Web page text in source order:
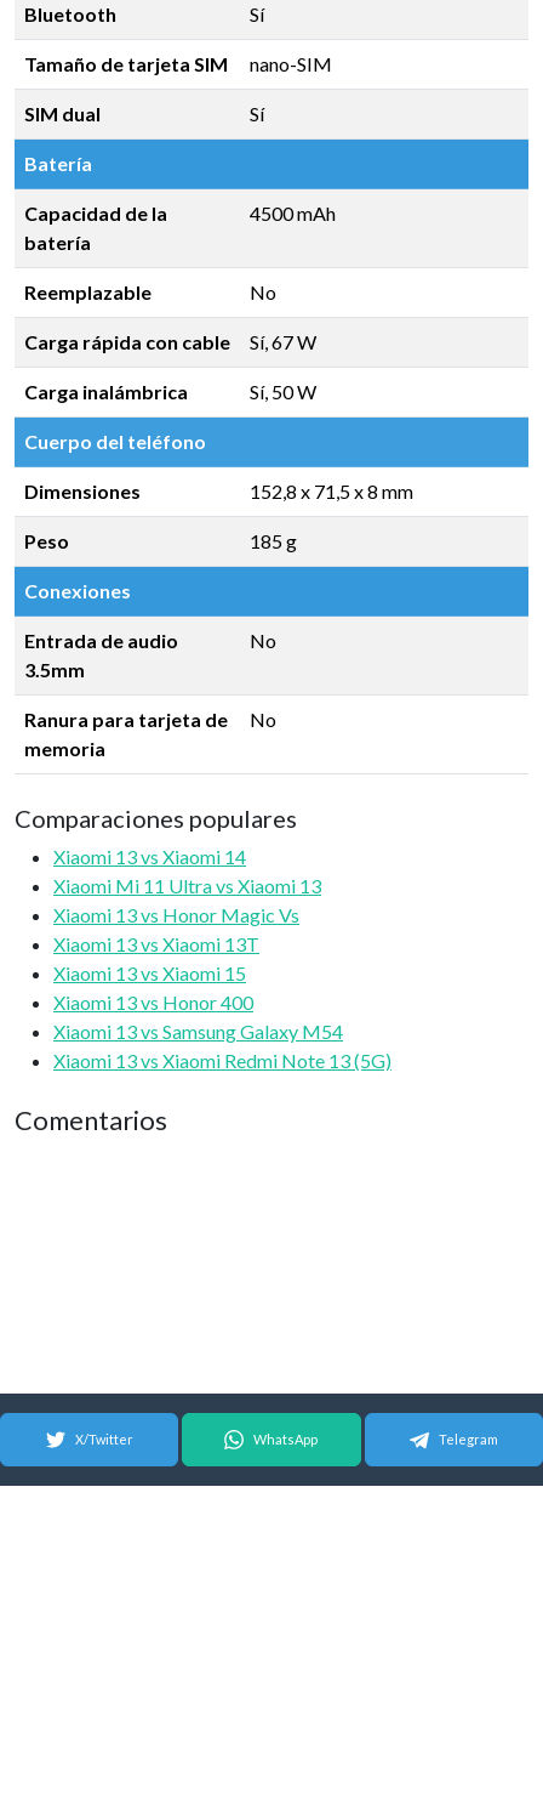
Bluetooth Sí
Tamaño de tarjeta SIM nano-SIM
SIM dual Sí
Batería
Capacidad de la
batería
4500 mAh
Reemplazable No
Carga rápida con cable Sí, 67 W
Carga inalámbrica Sí, 50 W
Cuerpo del teléfono
Dimensiones 152,8 x 71,5 x 8 mm
Peso 185 g
Conexiones
Entrada de audio
3.5mm
No
Ranura para tarjeta de
memoria
No
Comparaciones populares
Xiaomi 13 vs Xiaomi 14
Xiaomi Mi 11 Ultra vs Xiaomi 13
Xiaomi 13 vs Honor Magic Vs
Xiaomi 13 vs Xiaomi 13T
Xiaomi 13 vs Xiaomi 15
Xiaomi 13 vs Honor 400
Xiaomi 13 vs Samsung Galaxy M54
Xiaomi 13 vs Xiaomi Redmi Note 13 (5G)
Comentarios
X/Twitter WhatsApp Telegram